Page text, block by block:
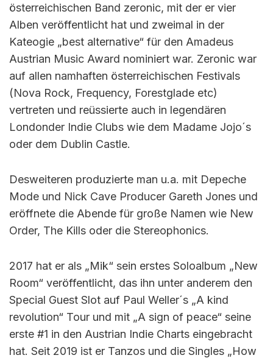
österreichischen Band zeronic, mit der er vier
Alben veröffentlicht hat und zweimal in der
Kateogie „best alternative“ für den Amadeus
Austrian Music Award nominiert war. Zeronic war
auf allen namhaften österreichischen Festivals
(Nova Rock, Frequency, Forestglade etc)
vertreten und reüssierte auch in legendären
Londonder Indie Clubs wie dem Madame Jojo´s
oder dem Dublin Castle.
Desweiteren produzierte man u.a. mit Depeche
Mode und Nick Cave Producer Gareth Jones und
eröffnete die Abende für große Namen wie New
Order, The Kills oder die Stereophonics.
2017 hat er als „Mik“ sein erstes Soloalbum „New
Room“ veröffentlicht, das ihn unter anderem den
Special Guest Slot auf Paul Weller´s „A kind
revolution“ Tour und mit „A sign of peace“ seine
erste #1 in den Austrian Indie Charts eingebracht
hat. Seit 2019 ist er Tanzos und die Singles „How